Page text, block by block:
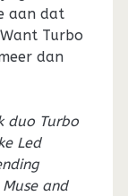
aan dat
Turbo
dan
duo Turbo
Led
and